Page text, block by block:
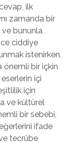
ilk
zamanda bir
ve bununla
ciddiye
istenirken,
önemli bir içkin
içi
için
ve kültürel
bir sebebi,
ifade
tecrübe